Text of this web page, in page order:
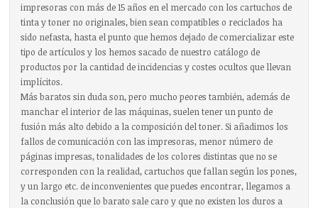
impresoras con más de 15 años en el mercado con los cartuchos de
tinta y toner no originales, bien sean compatibles o reciclados ha
sido nefasta, hasta el punto que hemos dejado de comercializar este
tipo de artículos y los hemos sacado de nuestro catálogo de
productos por la cantidad de incidencias y costes ocultos que llevan
implícitos.
Más baratos sin duda son, pero mucho peores también, además de
manchar el interior de las máquinas, suelen tener un punto de
fusión más alto debido a la composición del toner. Si añadimos los
fallos de comunicación con las impresoras, menor número de
páginas impresas, tonalidades de los colores distintas que no se
corresponden con la realidad, cartuchos que fallan según los pones,
y un largo etc. de inconvenientes que puedes encontrar, llegamos a
la conclusión que lo barato sale caro y que no existen los duros a